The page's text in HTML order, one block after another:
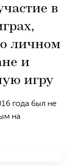
в
личном
и
игру
года был не
на